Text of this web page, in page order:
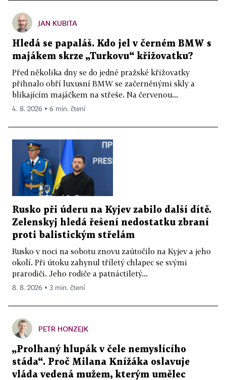
JAN KUBITA
Hledá se papaláš. Kdo jel v černém BMW s
majákem skrze „Turkovu“ křižovatku?
Před několika dny se do jedné pražské křižovatky
přihnalo obří luxusní BMW se začerněnými skly a
blikajícím majáčkem na střeše. Na červenou...
4. 8. 2026 ▪ 6 min. čtení
Rusko při úderu na Kyjev zabilo další dítě.
Zelenskyj hledá řešení nedostatku zbraní
proti balistickým střelám
Rusko v noci na sobotu znovu zaútočilo na Kyjev a jeho
okolí. Při útoku zahynul tříletý chlapec se svými
prarodiči. Jeho rodiče a patnáctiletý...
8. 8. 2026 ▪ 3 min. čtení
PETR HONZEJK
„Prolhaný hlupák v čele nemyslícího
stáda“. Proč Milana Knížáka oslavuje
vláda vedená mužem, kterým umělec